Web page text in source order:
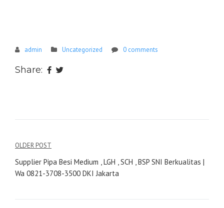
admin Uncategorized 0 comments
Share:
Navigasi
pos
OLDER POST
Supplier Pipa Besi Medium , LGH , SCH , BSP SNI Berkualitas |
Wa 0821-3708-3500 DKI Jakarta